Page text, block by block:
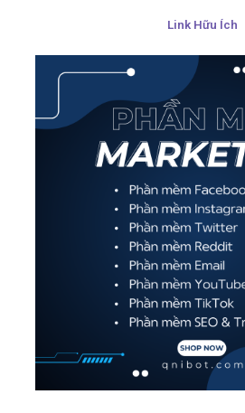
Link Hữu Ích